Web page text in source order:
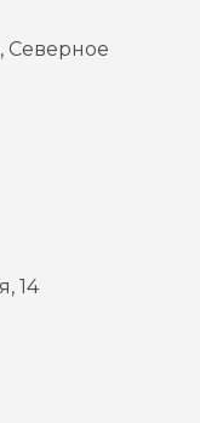
Северное
14